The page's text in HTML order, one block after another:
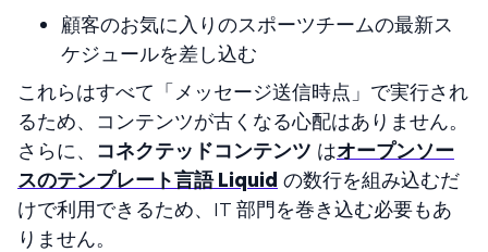
顧客のお気に入りのスポーツチームの最新ス
ケジュールを差し込む
これらはすべて「メッセージ送信時点」で実行され
るため、コンテンツが古くなる心配はありません。
さらに、 コネクテッドコンテンツ はオープンソー
スのテンプレート言語Liquid の数行を組み込むだ
けで利用できるため、IT 部門を巻き込む必要もあ
りません。